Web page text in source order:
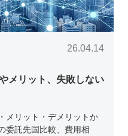
26.04.14
メリット、失敗しない
メリット・デメリットか
委託先国比較、費用相